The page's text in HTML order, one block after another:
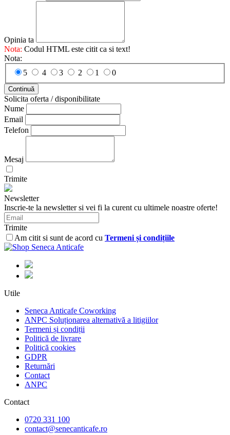
Opinia ta
Nota: Codul HTML este citit ca si text!
Nota:
5
4 3 2 1 0
Continuă
Solicita oferta / disponibilitate
Nume
Email
Telefon
Mesaj
Trimite
Newsletter
Inscrie-te la newsletter si vei fi la curent cu ultimele noastre oferte!
Trimite
Am citit si sunt de acord cu Termeni și condițiile
Utile
Seneca Anticafe Coworking
ANPC Soluționarea alternativă a litigiilor
Termeni și condiții
Politică de livrare
Politică cookies
GDPR
Returnări
Contact
ANPC
Contact
0720 331 100
contact@senecanticafe.ro